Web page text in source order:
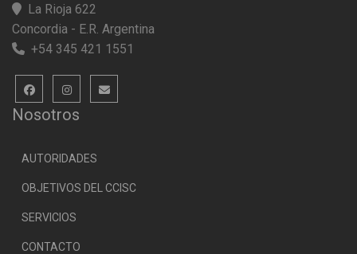
La Rioja 622
Concordia - E.R. Argentina
+54 345 421 1551
Nosotros
AUTORIDADES
OBJETIVOS DEL CCISC
SERVICIOS
CONTACTO